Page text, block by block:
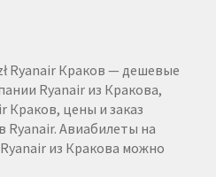
Ryanair Краков — дешевые
Ryanair из Кракова,
Краков, цены и заказ
Ryanair. Авиабилеты на
из Кракова можно